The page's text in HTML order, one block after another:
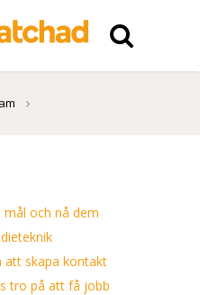
mål och nå dem
att skapa kontakt
tro på att få jobb